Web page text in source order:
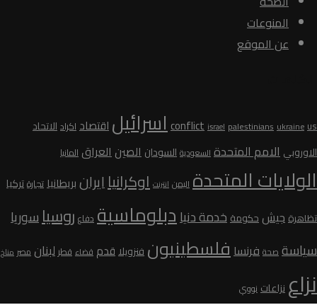
المنوعات
عن الموقع
conflict israel palestiniansukraineus اسرائيلاقتصاداكرادالاتحاد
الاوروبي الامم المتحدةالسعوديةالسودانالصينالعراق المانيا
الولايات المتحدةاليمن انترنت اوكرانياايرانبريطانياتجارةتركيا
تظاهرةجيش حكومةخدمة دنيادبلوماسيةدفاع روسياسوريا
سياسة صحةفرنسافلسطينيون فنزويلاقدم قضاءقطرلبنان مصر مناخ
نزاعنزاعاتنووي